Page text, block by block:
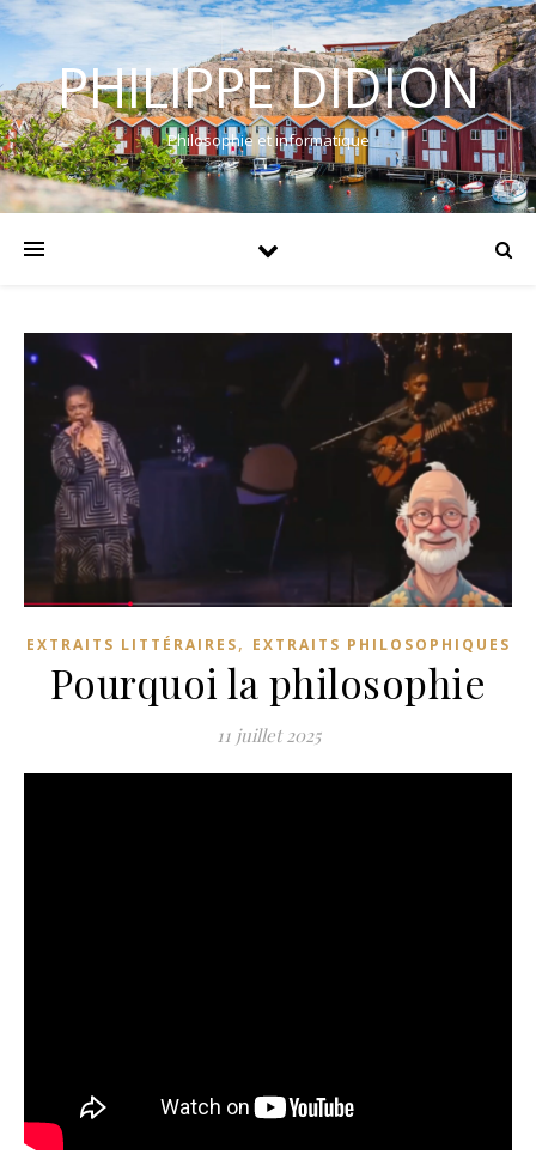
PHILIPPE DIDION
Philosophie et informatique
EXTRAITS LITTÉRAIRES, EXTRAITS PHILOSOPHIQUES
Pourquoi la philosophie
11 juillet 2025